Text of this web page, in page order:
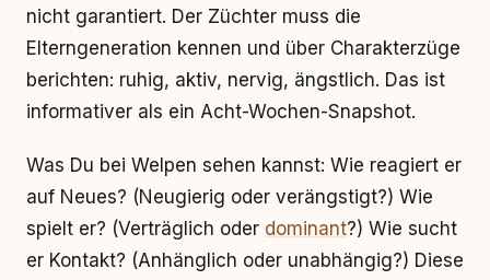
nicht garantiert. Der Züchter muss die
Elterngeneration kennen und über Charakterzüge
berichten: ruhig, aktiv, nervig, ängstlich. Das ist
informativer als ein Acht-Wochen-Snapshot.
Was Du bei Welpen sehen kannst: Wie reagiert er
auf Neues? (Neugierig oder verängstigt?) Wie
spielt er? (Verträglich oder dominant?) Wie sucht
er Kontakt? (Anhänglich oder unabhängig?) Diese